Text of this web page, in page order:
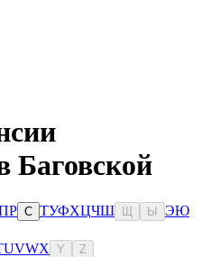
Баговской
Р С ТУФХЦЧШ Ы ЭЮ
UVWX Y Z